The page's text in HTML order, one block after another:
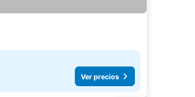
Ver precios